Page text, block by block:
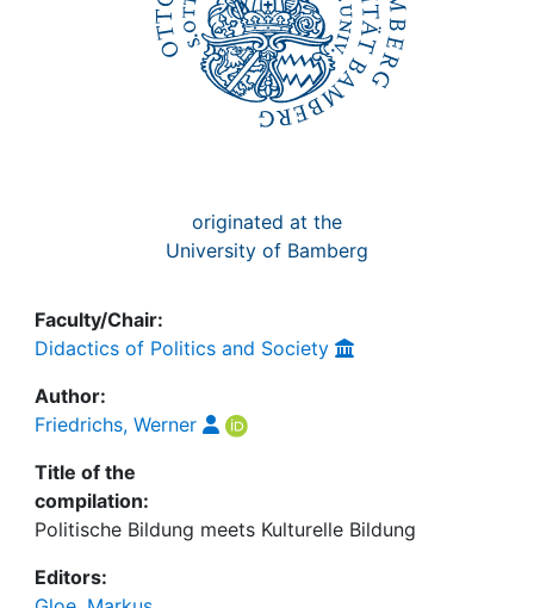
originated at the
University of Bamberg
Faculty/Chair:
Didactics of Politics and Society
Author:
Friedrichs, Werner
Title of the
compilation:
Politische Bildung meets Kulturelle Bildung
Editors: